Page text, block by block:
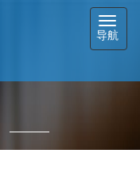
切
换
导
导航